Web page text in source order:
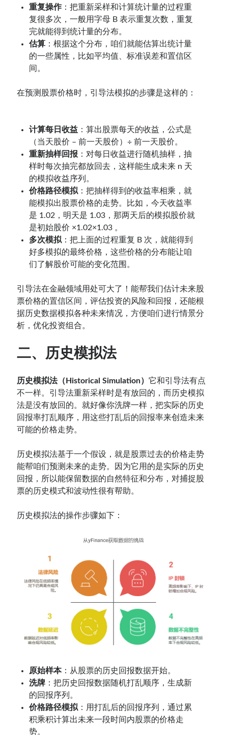
重复操作：把重新采样和计算统计量的过程重
复很多次，一般用字母 B 表示重复次数，重复
完就能得到统计量的分布。
估算 ：根据这个分布，咱们就能估算出统计量
的一些属性，比如平均值、标准误差和置信区
间。
在预测股票价格时，引导法模拟的步骤是这样的：
计算每日收益 ：算出股票每天的收益，公式是
（当天股价 – 前一天股价）÷ 前一天股价。
重新抽样回报 ：对每日收益进行随机抽样，抽
样时每次抽完都放回去，这样能生成未来 n 天
的模拟收益序列。
价格路径模拟 ：把抽样得到的收益率相乘，就
能模拟出股票价格的走势。比如，今天收益率
是 1.02，明天是 1.03，那两天后的模拟股价就
是初始股价 ×1.02×1.03 。
多次模拟 ：把上面的过程重复 B 次，就能得到
好多模拟的最终价格，这些价格的分布能让咱
们了解股价可能的变化范围。
引导法在金融领域用处可大了！能帮我们估计未来股
票价格的置信区间，评估投资的风险和回报，还能根
据历史数据模拟各种未来情况，方便咱们进行情景分
析，优化投资组合。
二、历史模拟法
历史模拟法（Historical Simulation）它和引导法有点
不一样。引导法重新采样时是有放回的，而历史模拟
法是没有放回的。就好像你洗牌一样，把实际的历史
回报率打乱顺序，用这些打乱后的回报率来创造未来
可能的价格走势。
历史模拟法基于一个假设，就是股票过去的价格走势
能帮咱们预测未来的走势。因为它用的是实际的历史
回报，所以能保留数据的自然特征和分布，对捕捉股
票的历史模式和波动性很有帮助。
历史模拟法的操作步骤如下：
原始样本：从股票的历史回报数据开始。
洗牌 ：把历史回报数据随机打乱顺序，生成新
的回报序列。
价格路径模拟 ：用打乱后的回报序列，通过累
积乘积计算出未来一段时间内股票的价格走
势。